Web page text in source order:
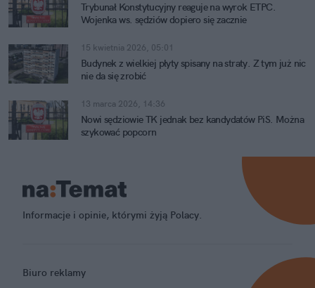
Trybunał Konstytucyjny reaguje na wyrok ETPC.
Wojenka ws. sędziów dopiero się zacznie
15 kwietnia 2026, 05:01
Budynek z wielkiej płyty spisany na straty. Z tym już nic
nie da się zrobić
13 marca 2026, 14:36
Nowi sędziowie TK jednak bez kandydatów PiS. Można
szykować popcorn
Informacje i opinie, którymi żyją Polacy.
Biuro reklamy